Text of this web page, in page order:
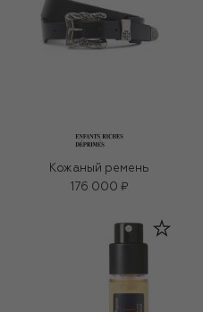
Кожаный ремень
176 000 ₽